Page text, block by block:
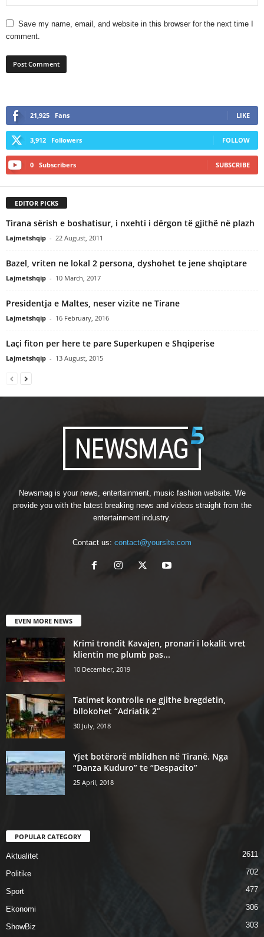
Save my name, email, and website in this browser for the next time I
comment.
21,925 Fans LIKE
3,912 Followers FOLLOW
0 Subscribers SUBSCRIBE
EDITOR PICKS
Tirana sërish e boshatisur, i nxehti i dërgon të gjithë në plazh
Lajmetshqip - 22 August, 2011
Bazel, vriten ne lokal 2 persona, dyshohet te jene shqiptare
Lajmetshqip - 10 March, 2017
Presidentja e Maltes, neser vizite ne Tirane
Lajmetshqip - 16 February, 2016
Laçi fiton per here te pare Superkupen e Shqiperise
Lajmetshqip - 13 August, 2015
Newsmag is your news, entertainment, music fashion website. We
provide you with the latest breaking news and videos straight from the
entertainment industry.
Contact us: contact@yoursite.com
EVEN MORE NEWS
Krimi trondit Kavajen, pronari i lokalit vret
klientin me plumb pas...
10 December, 2019
Tatimet kontrolle ne gjithe bregdetin,
bllokohet “Adriatik 2”
30 July, 2018
Yjet botërorë mblidhen në Tiranë. Nga
“Danza Kuduro” te “Despacito”
25 April, 2018
POPULAR CATEGORY
Aktualitet 2611
Politike 702
Sport 477
Ekonomi 306
ShowBiz 303